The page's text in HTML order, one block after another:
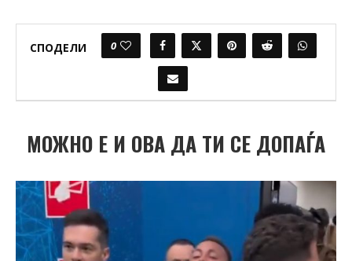
СПОДЕЛИ 0
МОЖНО Е И ОВА ДА ТИ СЕ ДОПАЃА